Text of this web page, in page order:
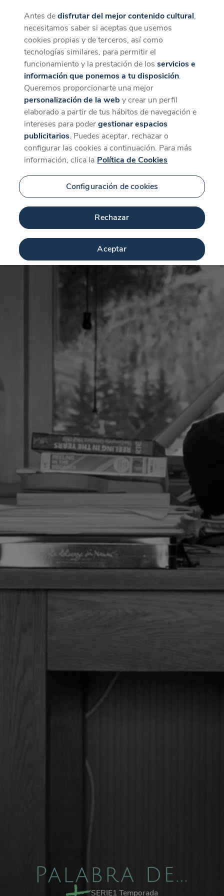
CaixaForum+
La mejor experiencia desde la App
Descargar
SERIE1 Temporada
Antes dedisfrutar del mejor contenido cultural,
necesitamos saber si aceptas que usemos
cookies propias y de terceros, así como
tecnologías similares, para permitir el
funcionamiento y la prestación de losservicios e
información que ponemos a tu disposición.
Queremos proporcionarte una mejor
personalización de la web y crear un perfil
elaborado a partir de tus hábitos de navegación e
intereses para podergestionar espacios
publicitarios. Puedes aceptar, rechazar o
configurar las cookies a continuación. Para más
información, clica la Política de Cookies
Configuración de cookies
Rechazar
Aceptar